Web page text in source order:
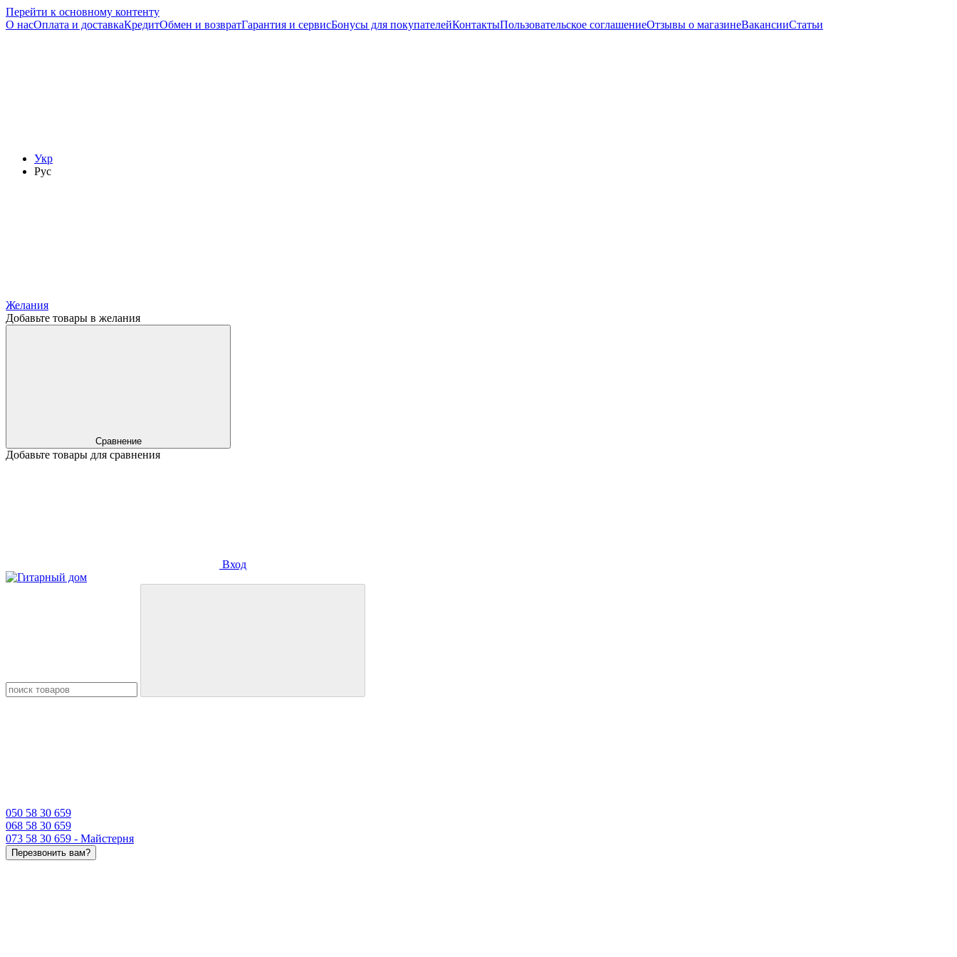
Перейти к основному контенту
О насОплата и доставкаКредитОбмен и возвратГарантия и сервисБонусы для покупателейКонтактыПользовательское соглашениеОтзывы о магазинеВакансииСтатьи
Укр
Рус
Желания
Добавьте товары в желания
Сравнение
Добавьте товары для сравнения
Вход
050 58 30 659
068 58 30 659
073 58 30 659 - Майстерня
Перезвонить вам?